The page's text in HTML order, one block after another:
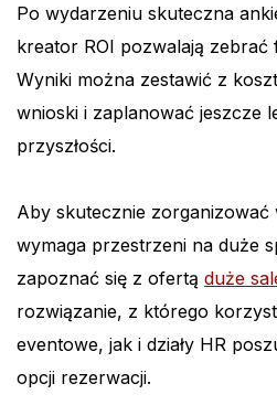
Po wydarzeniu skuteczna
kreator ROI pozwalają zebrać
Wyniki można zestawić z
wnioski i zaplanować jeszcze
przyszłości.
Aby skutecznie
wymaga przestrzeni na duże
zapoznać się z ofertą duże
rozwiązanie, z którego
eventowe, jak i działy HR
opcji rezerwacji.